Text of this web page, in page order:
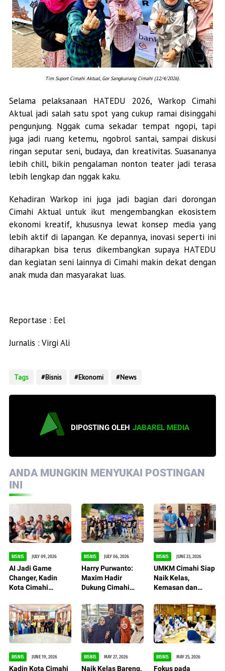
Tim Suport Cimahi Aktual, Gor Sangkuriang Cimahi (12/4/2026).
Selama pelaksanaan HATEDU 2026, Warkop Cimahi
Aktual jadi salah satu spot yang cukup ramai disinggahi
pengunjung. Nggak cuma sekadar tempat ngopi, tapi
juga jadi ruang ketemu, ngobrol santai, sampai diskusi
ringan seputar seni, budaya, dan kreativitas. Suasananya
lebih chill, bikin pengalaman nonton teater jadi terasa
lebih lengkap dan nggak kaku.
Kehadiran Warkop ini juga jadi bagian dari dorongan
Cimahi Aktual untuk ikut mengembangkan ekosistem
ekonomi kreatif, khususnya lewat konsep media yang
lebih aktif di lapangan. Ke depannya, inovasi seperti ini
diharapkan bisa terus dikembangkan supaya HATEDU
dan kegiatan seni lainnya di Cimahi makin dekat dengan
anak muda dan masyarakat luas.
Reportase : Eel
Jurnalis : Virgi Ali
Tags Bisnis Ekonomi News
DIPOSTING OLEH JABAREL MEDIA
ANDA MUNGKIN MENYUKAI POSTINGAN
INI
BISNIS JULY 09, 2026
AI Jadi Game
Changer, Kadin
Kota Cimahi
Transformasi
UMKM
BISNIS JULY 06, 2026
Harry Purwanto:
Maxim Hadir
Dukung Cimahi
Pertunjukan Jadi
Penggerak
Ekonomi Kreatif
BISNIS JUNE 23, 2026
UMKM Cimahi Siap
Naik Kelas,
Kemasan dan
Kunci Bersaing
BISNIS JUNE 19, 2026
Kadin Kota Cimahi
BISNIS MAY 27, 2026
Naik Kelas Bareng,
BISNIS MAY 25, 2026
Fokus pada